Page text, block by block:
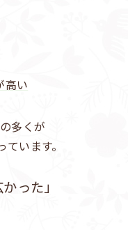
高い
多くが
ています。
った」